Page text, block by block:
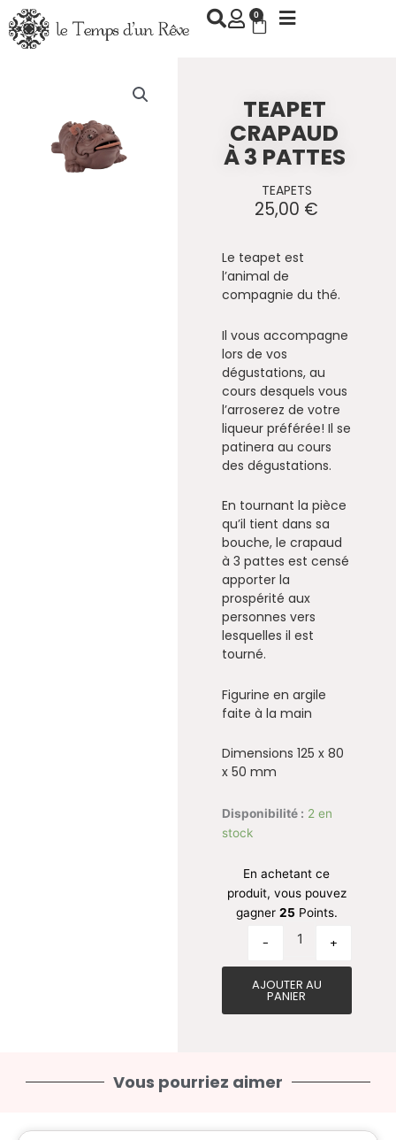
Aller
au
contenu
0
Panier
TEAPET
CRAPAUD
À 3 PATTES
TEAPETS
25,00 €
Le teapet est
l’animal de
compagnie du thé.
Il vous accompagne
lors de vos
dégustations, au
cours desquels vous
l’arroserez de votre
liqueur préférée! Il se
patinera au cours
des dégustations.
En tournant la pièce
qu’il tient dans sa
bouche, le crapaud
à 3 pattes est censé
apporter la
prospérité aux
personnes vers
lesquelles il est
tourné.
Figurine en argile
faite à la main
Dimensions 125 x 80
x 50 mm
Disponibilité : 2 en
stock
En achetant ce
produit, vous pouvez
gagner 25 Points.
quantité de
- +
AJOUTER AU
PANIER
Vous pourriez aimer